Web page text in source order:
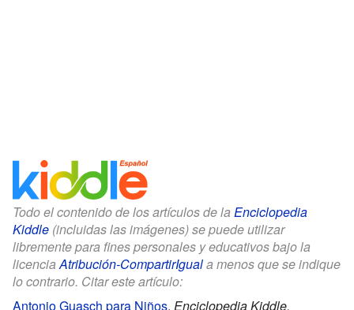
Todo el contenido de los artículos de la Enciclopedia
Kiddle (incluidas las imágenes) se puede utilizar
libremente para fines personales y educativos bajo la
licencia Atribución-CompartirIguala menos que se indique
lo contrario. Citar este artículo:
Antonio Guasch para Niños. Enciclopedia Kiddle.